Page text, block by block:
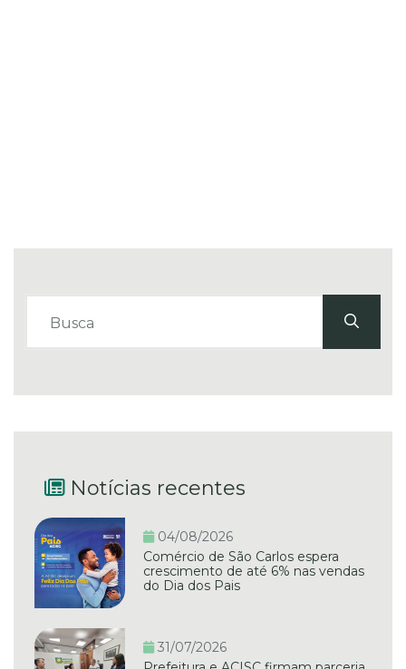
Notícias recentes
04/08/2026
Comércio de São Carlos espera
crescimento de até 6% nas vendas
do Dia dos Pais
31/07/2026